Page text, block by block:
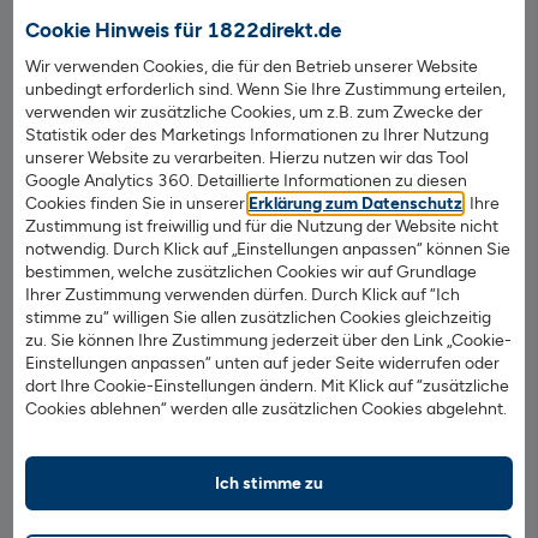
Cookie Hinweis für 1822direkt.de
Wir verwenden Cookies, die für den Betrieb unserer Website
unbedingt erforderlich sind. Wenn Sie Ihre Zustimmung erteilen,
verwenden wir zusätzliche Cookies, um z.B. zum Zwecke der
Statistik oder des Marketings Informationen zu Ihrer Nutzung
unserer Website zu verarbeiten. Hierzu nutzen wir das Tool
Google Analytics 360. Detaillierte Informationen zu diesen
Cookies finden Sie in unserer Erklärung zum Datenschutz . Ihre
Zustimmung ist freiwillig und für die Nutzung der Website nicht
notwendig. Durch Klick auf „Einstellungen anpassen“ können Sie
bestimmen, welche zusätzlichen Cookies wir auf Grundlage
Ihrer Zustimmung verwenden dürfen. Durch Klick auf “Ich
stimme zu“ willigen Sie allen zusätzlichen Cookies gleichzeitig
zu. Sie können Ihre Zustimmung jederzeit über den Link „Cookie-
Einstellungen anpassen“ unten auf jeder Seite widerrufen oder
dort Ihre Cookie-Einstellungen ändern. Mit Klick auf “zusätzliche
Cookies ablehnen“ werden alle zusätzlichen Cookies abgelehnt.
Ich stimme zu
Wertpapierhandel.
2. Guthaben überweisen
Damit Sie mit dem Wertpapierhandel beginnen können,
überweisen Sie Geld auf Ihr kostenloses
Verrechnungskonto. Das eröffnen wir für Sie automatisch
mit dem Wertpapierdepot.
3. Wertpapiere suchen, finden und handeln
Märkte & Börsen: Hier finden Sie alle Wertpapiere zum
Handeln.